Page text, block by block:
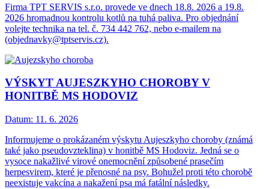
Firma TPT SERVIS s.r.o. provede ve dnech 18.8. 2026 a 19.8.
2026 hromadnou kontrolu kotlů na tuhá paliva. Pro objednání
volejte technika na tel. č. 734 442 762, nebo e-mailem na
(objednavky@tptservis.cz).
VÝSKYT AUJESZKYHO CHOROBY V
HONITBĚ MS HODOVIZ
Datum: 11. 6. 2026
Informujeme o prokázaném výskytu Aujeszkyho choroby (známá
také jako pseudovzteklina) v honitbě MS Hodoviz. Jedná se o
vysoce nakažlivé virové onemocnění způsobené prasečím
herpesvirem, které je přenosné na psy. Bohužel proti této chorobě
neexistuje vakcína a nakažení psa má fatální následky.